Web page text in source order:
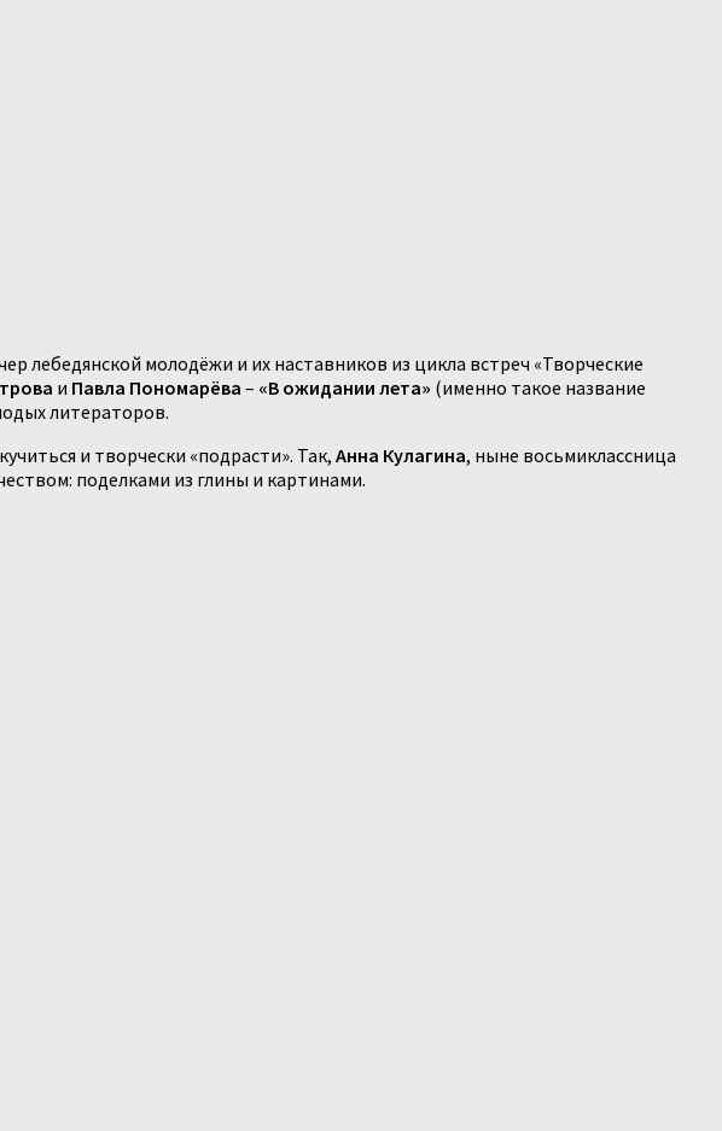
лебедянской молодёжи и их наставников из цикла встреч «Творческие
и Павла Пономарёва – «В ожидании лета» (именно такое название
литераторов.
и творчески «подрасти». Так, Анна Кулагина, ныне восьмиклассница
поделками из глины и картинами.